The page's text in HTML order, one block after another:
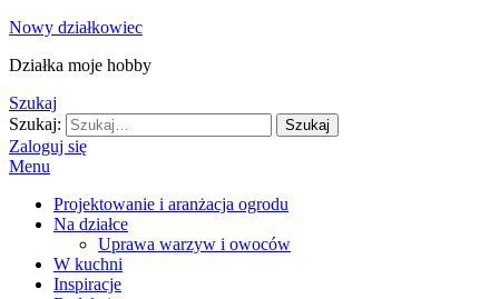
Nowy działkowiec
Działka moje hobby
Szukaj
Szukaj:
Szukaj
Zaloguj się
Menu
Projektowanie i aranżacja ogrodu
Na działce
Uprawa warzyw i owoców
W kuchni
Inspiracje